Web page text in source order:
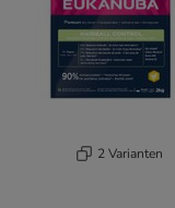
2 Varianten